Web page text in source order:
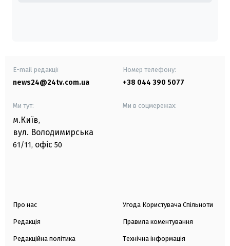
E-mail редакції
news24@24tv.com.ua
Номер телефону:
+38 044 390 5077
Ми тут:
м.Київ,
вул. Володимирська
61/11, офіс 50
Ми в соцмережах:
Про нас
Редакція
Редакційна політика
Угода Користувача Спільноти
Правила коментування
Технічна інформація